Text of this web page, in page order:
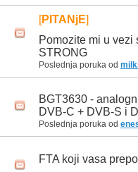
[PITANjE]
Pomozite mi u vezi
STRONG
Poslednja poruka od
BGT3630 -
DVB-C + DVB-S i
Poslednja poruka od
FTA koji vasa